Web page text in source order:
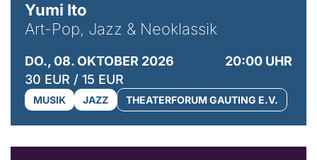
Yumi Ito
Art-Pop, Jazz & Neoklassik
DO., 08. OKTOBER 2026
20:00 UHR
30 EUR / 15 EUR
MUSIK JAZZ THEATERFORUM GAUTING E.V.